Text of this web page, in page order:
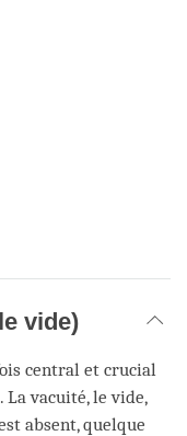
vide)
central et crucial
La vacuité, le vide,
absent, quelque